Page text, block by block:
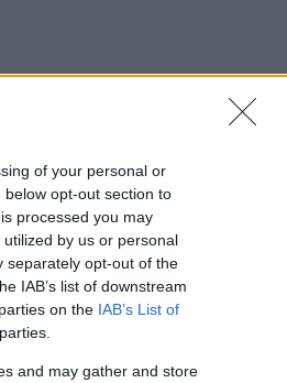
of your personal or
opt-out section to
processed you may
by us or personal
separately opt-out of the
IAB’s list of downstream
on the IAB’s List of
and may gather and store